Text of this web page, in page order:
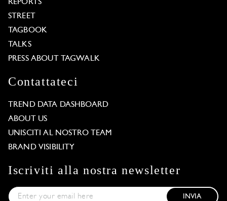
REPORTS
STREET
TAGBOOK
TALKS
PRESS ABOUT TAGWALK
Contattateci
TREND DATA DASHBOARD
ABOUT US
UNISCITI AL NOSTRO TEAM
BRAND VISIBILITY
Iscriviti alla nostra newsletter
INVIA